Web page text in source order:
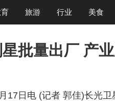
旅游 行业 美食
批量出厂 产
日电 (记者 郭佳)长光卫